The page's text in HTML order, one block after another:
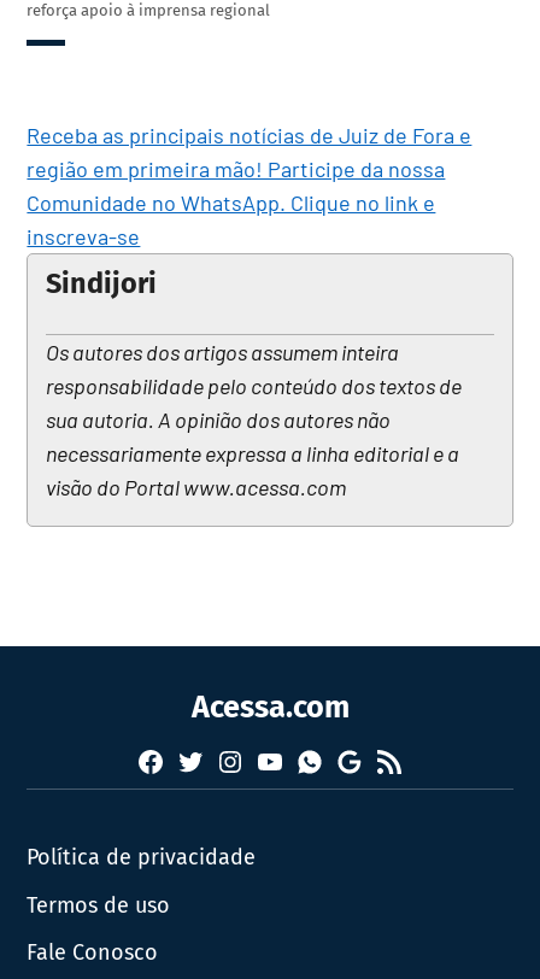
reforça apoio à imprensa regional
Receba as principais notícias de Juiz de Fora e
região em primeira mão! Participe da nossa
Comunidade no WhatsApp. Clique no link e
inscreva-se
Sindijori
Os autores dos artigos assumem inteira
responsabilidade pelo conteúdo dos textos de
sua autoria. A opinião dos autores não
necessariamente expressa a linha editorial e a
visão do Portal www.acessa.com
Acessa.com
Facebook
TwitterInstagram
YouTubeWhatsapp
Google
News
RSS
Política de privacidade
Termos de uso
Fale Conosco